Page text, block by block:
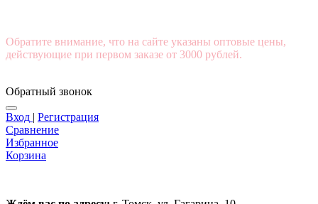
Обратите внимание, что на сайте указаны оптовые цены,
действующие при первом заказе от 3000 рублей.
Обратный звонок
Вход | Регистрация
Сравнение
Избранное
Корзина